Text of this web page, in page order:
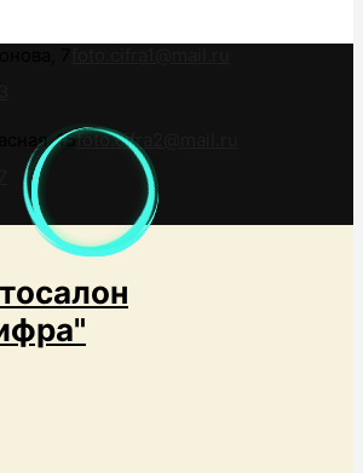
15foto.cifra2@mail.ru